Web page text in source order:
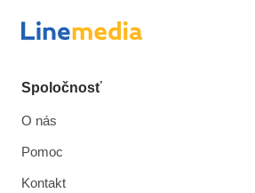
Spoločnosť
O nás
Pomoc
Kontakt